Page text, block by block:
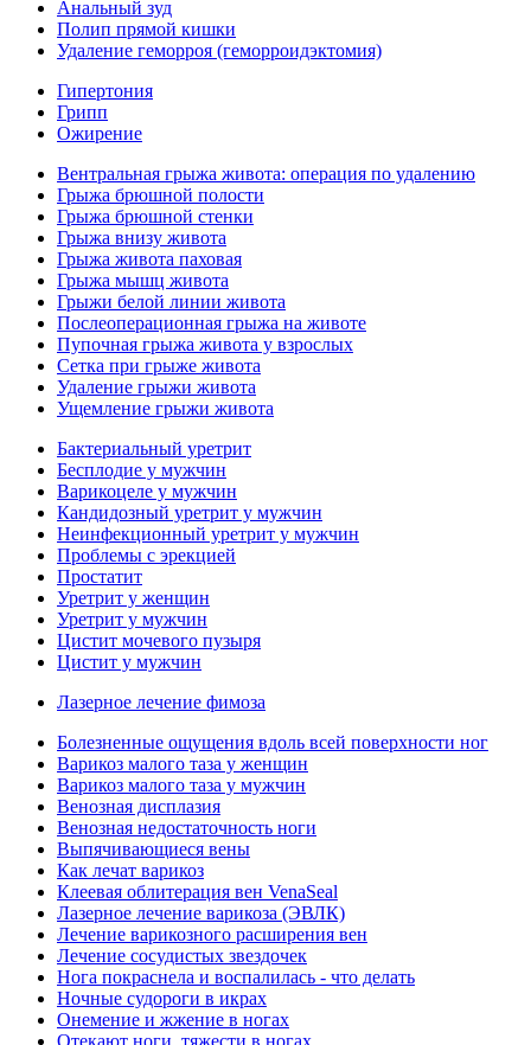
Анальный зуд
Полип прямой кишки
Удаление геморроя (геморроидэктомия)
Гипертония
Грипп
Ожирение
Вентральная грыжа живота: операция по удалению
Грыжа брюшной полости
Грыжа брюшной стенки
Грыжа внизу живота
Грыжа живота паховая
Грыжа мышц живота
Грыжи белой линии живота
Послеоперационная грыжа на животе
Пупочная грыжа живота у взрослых
Сетка при грыже живота
Удаление грыжи живота
Ущемление грыжи живота
Бактериальный уретрит
Бесплодие у мужчин
Варикоцеле у мужчин
Кандидозный уретрит у мужчин
Неинфекционный уретрит у мужчин
Проблемы с эрекцией
Простатит
Уретрит у женщин
Уретрит у мужчин
Цистит мочевого пузыря
Цистит у мужчин
Лазерное лечение фимоза
Болезненные ощущения вдоль всей поверхности ног
Варикоз малого таза у женщин
Варикоз малого таза у мужчин
Венозная дисплазия
Венозная недостаточность ноги
Выпячивающиеся вены
Как лечат варикоз
Клеевая облитерация вен VenaSeal
Лазерное лечение варикоза (ЭВЛК)
Лечение варикозного расширения вен
Лечение сосудистых звездочек
Нога покраснела и воспалилась - что делать
Ночные судороги в икрах
Онемение и жжение в ногах
Отекают ноги, тяжести в ногах